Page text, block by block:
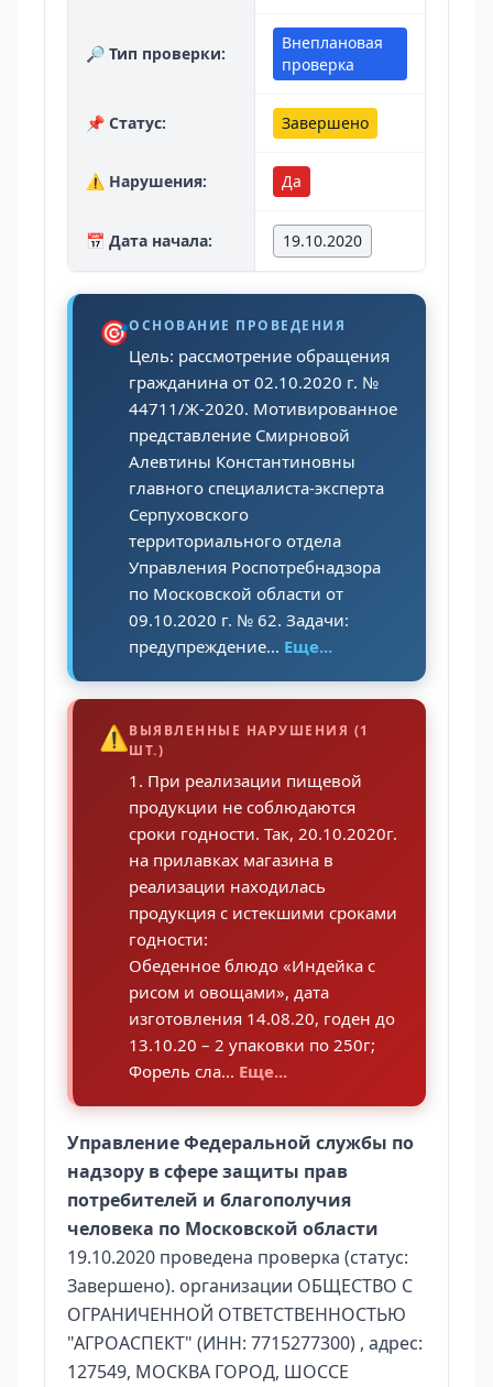
🔎 Тип проверки:
Внеплановая
проверка
📌 Статус: Завершено
⚠️ Нарушения: Да
📅 Дата начала: 19.10.2020
🎯ОСНОВАНИЕ ПРОВЕДЕНИЯ
Цель: рассмотрение обращения
гражданина от 02.10.2020 г. №
44711/Ж-2020. Мотивированное
представление Смирновой
Алевтины Константиновны
главного специалиста-эксперта
Серпуховского
территориального отдела
Управления Роспотребнадзора
по Московской области от
09.10.2020 г. № 62. Задачи:
предупреждение... Еще...
⚠️ВЫЯВЛЕННЫЕ НАРУШЕНИЯ (1
ШТ.)
1. При реализации пищевой
продукции не соблюдаются
сроки годности. Так, 20.10.2020г.
на прилавках магазина в
реализации находилась
продукция с истекшими сроками
годности:
Обеденное блюдо «Индейка с
рисом и овощами», дата
изготовления 14.08.20, годен до
13.10.20 – 2 упаковки по 250г;
Форель сла... Еще...
Управление Федеральной службы по
надзору в сфере защиты прав
потребителей и благополучия
человека по Московской области
19.10.2020 проведена проверка (статус:
Завершено). организации ОБЩЕСТВО С
ОГРАНИЧЕННОЙ ОТВЕТСТВЕННОСТЬЮ
"АГРОАСПЕКТ" (ИНН: 7715277300) , адрес:
127549, МОСКВА ГОРОД, ШОССЕ